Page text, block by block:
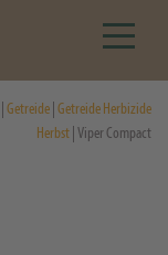
Getreide Getreide Herbizide
Herbst | Viper Compact